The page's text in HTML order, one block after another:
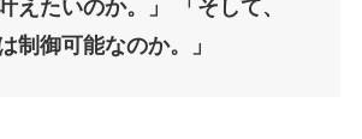
えたいのか。」
「そして、
制御可能なのか。」